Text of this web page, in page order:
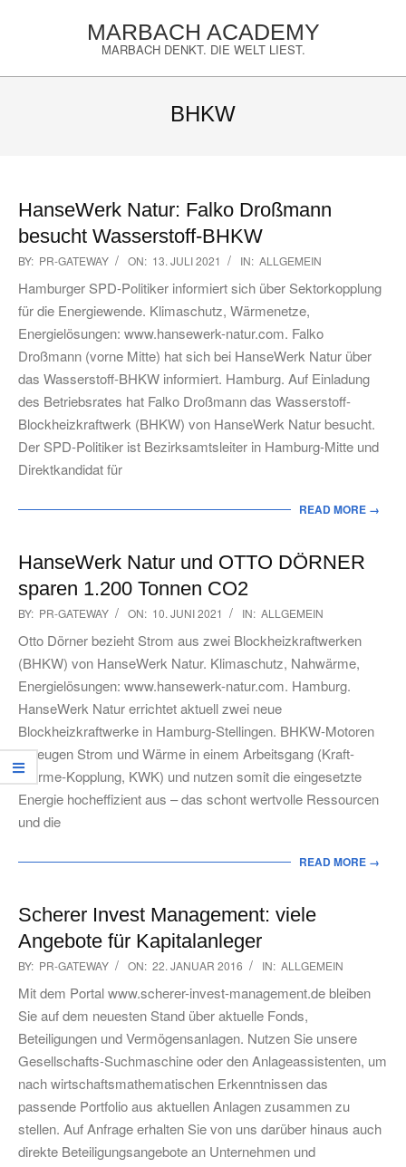
MARBACH ACADEMY
MARBACH DENKT. DIE WELT LIEST.
BHKW
HanseWerk Natur: Falko Droßmann
besucht Wasserstoff-BHKW
2021-
07-
13
BY: PR-GATEWAY ON: 13. JULI 2021 IN: ALLGEMEIN
Hamburger SPD-Politiker informiert sich über Sektorkopplung
für die Energiewende. Klimaschutz, Wärmenetze,
Energielösungen: www.hansewerk-natur.com. Falko
Droßmann (vorne Mitte) hat sich bei HanseWerk Natur über
das Wasserstoff-BHKW informiert. Hamburg. Auf Einladung
des Betriebsrates hat Falko Droßmann das Wasserstoff-
Blockheizkraftwerk (BHKW) von HanseWerk Natur besucht.
Der SPD-Politiker ist Bezirksamtsleiter in Hamburg-Mitte und
Direktkandidat für
READ MORE →
HanseWerk Natur und OTTO DÖRNER
sparen 1.200 Tonnen CO2
2021-
06-
10
BY: PR-GATEWAY ON: 10. JUNI 2021 IN: ALLGEMEIN
Otto Dörner bezieht Strom aus zwei Blockheizkraftwerken
(BHKW) von HanseWerk Natur. Klimaschutz, Nahwärme,
Energielösungen: www.hansewerk-natur.com. Hamburg.
HanseWerk Natur errichtet aktuell zwei neue
Blockheizkraftwerke in Hamburg-Stellingen. BHKW-Motoren
erzeugen Strom und Wärme in einem Arbeitsgang (Kraft-
Wärme-Kopplung, KWK) und nutzen somit die eingesetzte
Energie hocheffizient aus – das schont wertvolle Ressourcen
und die
READ MORE →
Scherer Invest Management: viele
Angebote für Kapitalanleger
2016-
01-
22
BY: PR-GATEWAY ON: 22. JANUAR 2016 IN: ALLGEMEIN
Mit dem Portal www.scherer-invest-management.de bleiben
Sie auf dem neuesten Stand über aktuelle Fonds,
Beteiligungen und Vermögensanlagen. Nutzen Sie unsere
Gesellschafts-Suchmaschine oder den Anlageassistenten, um
nach wirtschaftsmathematischen Erkenntnissen das
passende Portfolio aus aktuellen Anlagen zusammen zu
stellen. Auf Anfrage erhalten Sie von uns darüber hinaus auch
direkte Beteiligungsangebote an Unternehmen und